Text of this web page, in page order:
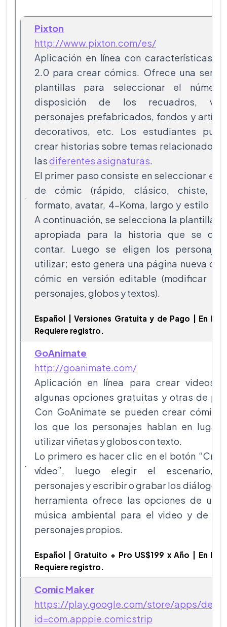
Pixton
http://www.pixton.com/es/
Aplicación en línea con características
2.0 para crear cómics. Ofrece una serie
plantillas para seleccionar el
disposición de los recuadros,
personajes prefabricados, fondos y
decorativos, etc. Los estudiantes
crear historias sobre temas relacionados
lasdiferentes asignaturas.
El primer paso consiste en seleccionar el
de cómic (rápido, clásico, chiste,
formato, avatar, 4-Koma, largo y estilo
A continuación, se selecciona la plantilla
apropiada para la historia que se
contar. Luego se eligen los
utilizar; esto genera una página nueva
cómic en versión editable (modificar
personajes, globos y textos).
Español | Versiones Gratuita y de Pago | En
Requiere registro.
GoAnimate
http://goanimate.com/
Aplicación en línea para crear videos
algunas opciones gratuitas y otras de
Con GoAnimate se pueden crear cómics
los que los personajes hablan en lugar
utilizar viñetas y globos con texto.
Lo primero es hacer clic en el botón
vídeo”, luego elegir el escenario,
personajes y escribir o grabar los diálogos.
herramienta ofrece las opciones de
música ambiental para el video y de
personajes propios.
Español | Gratuito + Pro US$199 x Año | En
Requiere registro.
Comic Maker
https://play.google.com/store/apps/
id=com.apppie.comicstrip